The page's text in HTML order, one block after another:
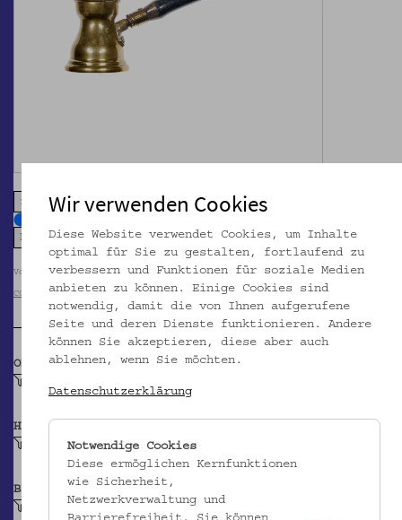
zoom in zoom out
Volkskundemuseum Wien
CC BY-NC-SA
OBJEKTKLASSE
HERSTELLER/IN
Unbekannt
BEITRAGENDE/R
Wir verwenden Cookies
Diese Website verwendet Cookies, um Inhalte
optimal für Sie zu gestalten, fortlaufend zu
verbessern und Funktionen für soziale Medien
anbieten zu können. Einige Cookies sind
notwendig, damit die von Ihnen aufgerufene
Seite und deren Dienste funktionieren. Andere
können Sie akzeptieren, diese aber auch
ablehnen, wenn Sie möchten.
Datenschutzerklärung
Notwendige Cookies
Diese ermöglichen Kernfunktionen
wie Sicherheit,
Netzwerkverwaltung und
Barrierefreiheit. Sie können